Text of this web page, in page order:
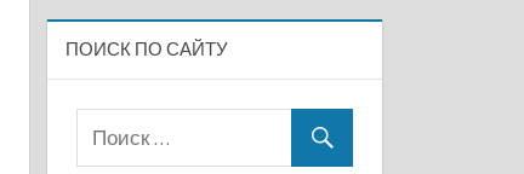
ПОИСК ПО САЙТУ